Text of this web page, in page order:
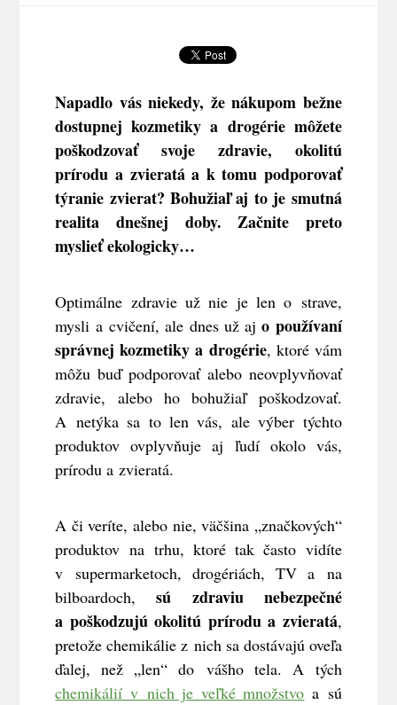
Napadlo vás niekedy, že nákupom bežne
dostupnej kozmetiky a drogérie môžete
poškodzovať svoje zdravie, okolitú
prírodu a zvieratá a k tomu podporovať
týranie zvierat? Bohužiaľ aj to je smutná
realita dnešnej doby. Začnite preto
myslieť ekologicky…
Optimálne zdravie už nie je len o strave,
mysli a cvičení, ale dnes už ajo používaní
správnej kozmetiky a drogérie, ktoré vám
môžu buď podporovať alebo neovplyvňovať
zdravie, alebo ho bohužiaľ poškodzovať.
A netýka sa to len vás, ale výber týchto
produktov ovplyvňuje aj ľudí okolo vás,
prírodu a zvieratá.
A či veríte, alebo nie, väčšina „značkových“
produktov na trhu, ktoré tak často vidíte
v supermarketoch, drogériách, TV a na
bilboardoch,sú zdraviu nebezpečné
a poškodzujú okolitú prírodu a zvieratá,
pretože chemikálie z nich sa dostávajú oveľa
ďalej, než „len“ do vášho tela. A tých
chemikálií v nich je veľké množstvo a sú